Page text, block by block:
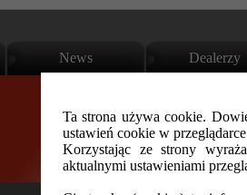
Ta strona używa cookie.
ustawień cookie w
Korzystając ze strony
aktualnymi ustawieniami
News Dealerzy